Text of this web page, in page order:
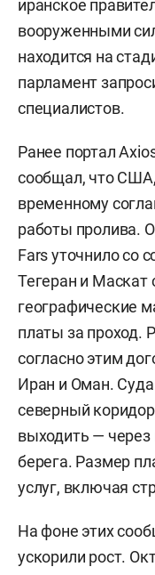
иранское
вооруженными
находится на
парламент
специалистов.
Ранее портал
сообщал, что
временному
работы пролива.
Fars уточнило со
Тегеран и Маскат
географические
платы за проход.
согласно этим
Иран и Оман. Суда
северный
выходить —
берега. Размер
услуг, включая
На фоне этих
ускорили рост.